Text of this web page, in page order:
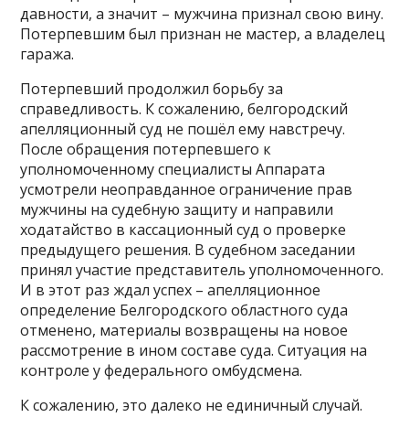
давности, а значит – мужчина признал свою вину.
Потерпевшим был признан не мастер, а владелец
гаража.
Потерпевший продолжил борьбу за
справедливость. К сожалению, белгородский
апелляционный суд не пошёл ему навстречу.
После обращения потерпевшего к
уполномоченному специалисты Аппарата
усмотрели неоправданное ограничение прав
мужчины на судебную защиту и направили
ходатайство в кассационный суд о проверке
предыдущего решения. В судебном заседании
принял участие представитель уполномоченного.
И в этот раз ждал успех – апелляционное
определение Белгородского областного суда
отменено, материалы возвращены на новое
рассмотрение в ином составе суда. Ситуация на
контроле у федерального омбудсмена.
К сожалению, это далеко не единичный случай.